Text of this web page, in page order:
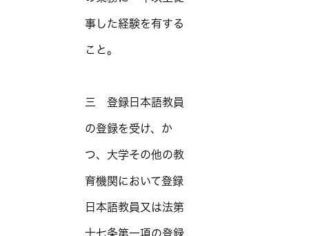
事した経験を有する
こと。
三 登録日本語教員
の登録を受け、か
つ、大学その他の教
育機関において登録
日本語教員又は法第
十七条第一項の登録